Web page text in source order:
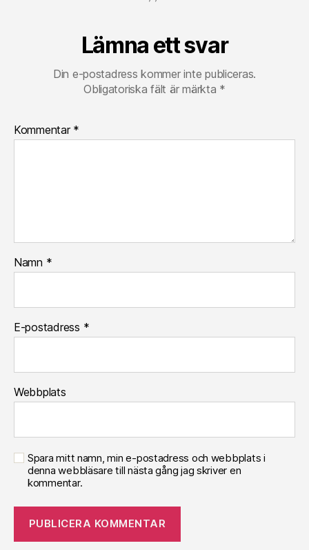
Lämna ett svar
Din e-postadress kommer inte publiceras.
Obligatoriska fält är märkta *
Kommentar *
Namn *
E-postadress *
Webbplats
Spara mitt namn, min e-postadress och webbplats i
denna webbläsare till nästa gång jag skriver en
kommentar.